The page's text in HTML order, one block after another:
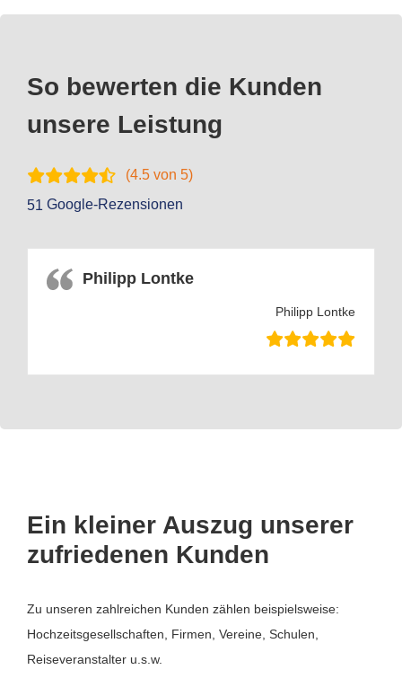
So bewerten die Kunden
unsere Leistung
(4.5 von 5)
51 Google-Rezensionen
Philipp Lontke
Philipp Lontke
Ein kleiner Auszug unserer
zufriedenen Kunden
Zu unseren zahlreichen Kunden zählen beispielsweise:
Hochzeitsgesellschaften, Firmen, Vereine, Schulen,
Reiseveranstalter u.s.w.